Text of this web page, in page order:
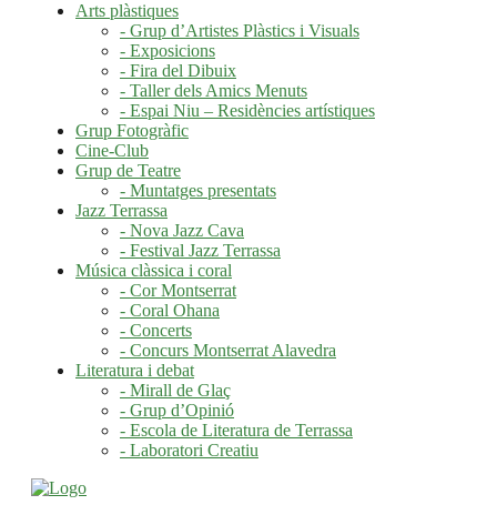
Arts plàstiques
- Grup d’Artistes Plàstics i Visuals
- Exposicions
- Fira del Dibuix
- Taller dels Amics Menuts
- Espai Niu – Residències artístiques
Grup Fotogràfic
Cine-Club
Grup de Teatre
- Muntatges presentats
Jazz Terrassa
- Nova Jazz Cava
- Festival Jazz Terrassa
Música clàssica i coral
- Cor Montserrat
- Coral Ohana
- Concerts
- Concurs Montserrat Alavedra
Literatura i debat
- Mirall de Glaç
- Grup d’Opinió
- Escola de Literatura de Terrassa
- Laboratori Creatiu